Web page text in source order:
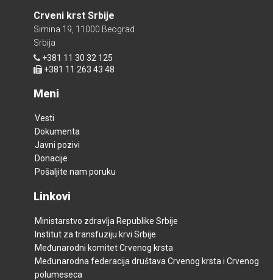
Crveni krst Srbije
Simina 19, 11000 Beograd
Srbija
+381 11 30 32 125
+381 11 263 43 48
Meni
Vesti
Dokumenta
Javni pozivi
Donacije
Pošaljite nam poruku
Linkovi
Ministarstvo zdravlja Republike Srbije
Institut za transfuziju krvi Srbije
Međunarodni komitet Crvenog krsta
Međunarodna federacija društava Crvenog krsta i Crvenog
polumeseca